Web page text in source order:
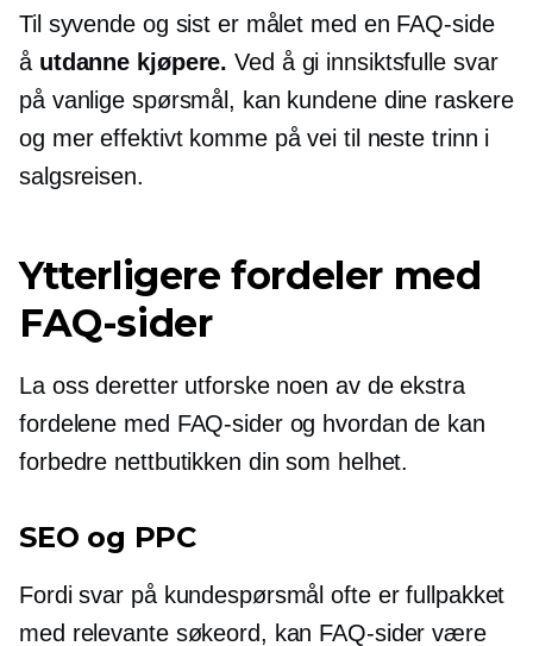
Til syvende og sist er målet med en FAQ-side
å utdanne kjøpere. Ved å gi innsiktsfulle svar
på vanlige spørsmål, kan kundene dine raskere
og mer effektivt komme på vei til neste trinn i
salgsreisen.
Ytterligere fordeler med
FAQ-sider
La oss deretter utforske noen av de ekstra
fordelene med FAQ-sider og hvordan de kan
forbedre nettbutikken din som helhet.
SEO og PPC
Fordi svar på kundespørsmål ofte er fullpakket
med relevante søkeord, kan FAQ-sider være